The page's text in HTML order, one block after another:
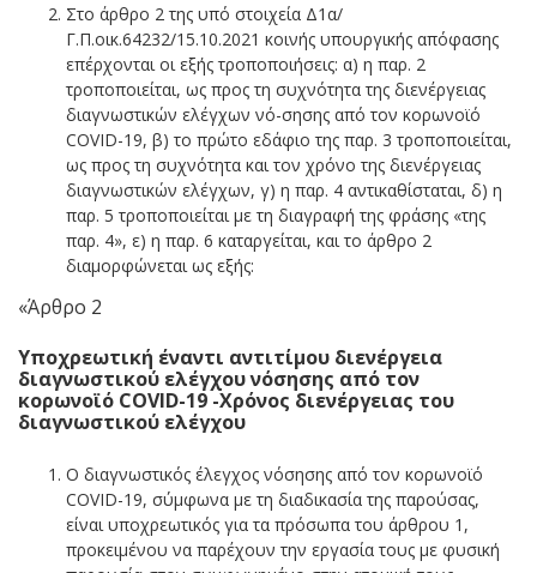
Στο άρθρο 2 της υπό στοιχεία Δ1α/
Γ.Π.οικ.64232/15.10.2021 κοινής υπουργικής απόφασης
επέρχονται οι εξής τροποποιήσεις: α) η παρ. 2
τροποποιείται, ως προς τη συχνότητα της διενέργειας
διαγνωστικών ελέγχων νό-σησης από τον κορωνοϊό
COVID-19, β) το πρώτο εδάφιο της παρ. 3 τροποποιείται,
ως προς τη συχνότητα και τον χρόνο της διενέργειας
διαγνωστικών ελέγχων, γ) η παρ. 4 αντικαθίσταται, δ) η
παρ. 5 τροποποιείται με τη διαγραφή της φράσης «της
παρ. 4», ε) η παρ. 6 καταργείται, και το άρθρο 2
διαμορφώνεται ως εξής:
«Άρθρο 2
Υποχρεωτική έναντι αντιτίμου διενέργεια
διαγνωστικού ελέγχου νόσησης από τον
κορωνοϊό COVID-19 -Χρόνος διενέργειας του
διαγνωστικού ελέγχου
Ο διαγνωστικός έλεγχος νόσησης από τον κορωνοϊό
COVID-19, σύμφωνα με τη διαδικασία της παρούσας,
είναι υποχρεωτικός για τα πρόσωπα του άρθρου 1,
προκειμένου να παρέχουν την εργασία τους με φυσική